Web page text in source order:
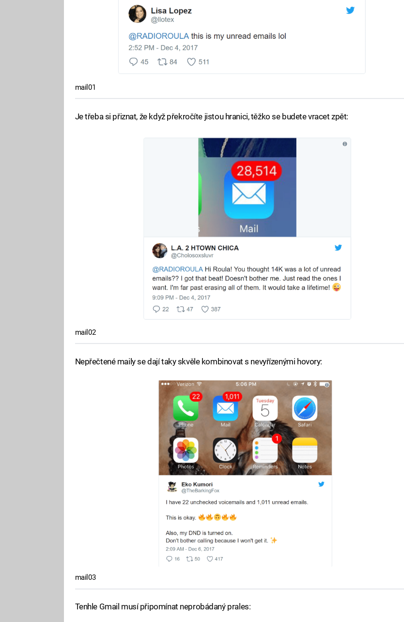
mail01
Je třeba si přiznat, že když překročíte jistou hranici, těžko se budete vracet zpět:
mail02
Nepřečtené maily se dají taky skvěle kombinovat s nevyřízenými hovory:
mail03
Tenhle Gmail musí připomínat neprobádaný prales: